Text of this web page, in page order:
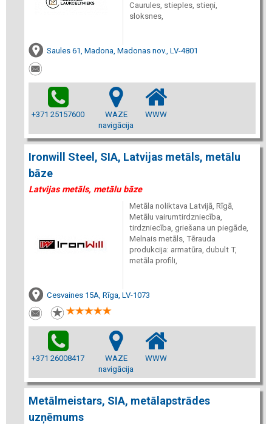
Caurules, stieples, stieņi,
sloksnes,
Saules 61, Madona, Madonas nov., LV-4801
+371 25157600
WAZE
navigācija
WWW
Ironwill Steel, SIA, Latvijas metāls, metālu
bāze
Latvijas metāls, metālu bāze
Metāla noliktava Latvijā, Rīgā,
Metālu vairumtirdzniecība,
tirdzniecība, griešana un piegāde,
Melnais metāls, Tērauda
produkcija: armatūra, dubult T,
metāla profili,
Cesvaines 15A, Rīga, LV-1073
+371 26008417
WAZE
navigācija
WWW
Metālmeistars, SIA, metālapstrādes
uzņēmums